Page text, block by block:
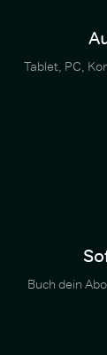
Tablet, PC,
Buch dein